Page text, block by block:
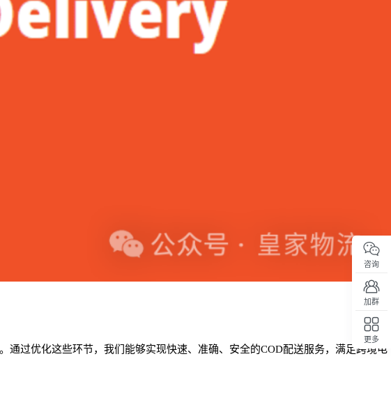
过优化这些环节，我们能够实现快速、准确、安全的COD配送服务，满足跨境电
咨询
加群
更多
回顶部